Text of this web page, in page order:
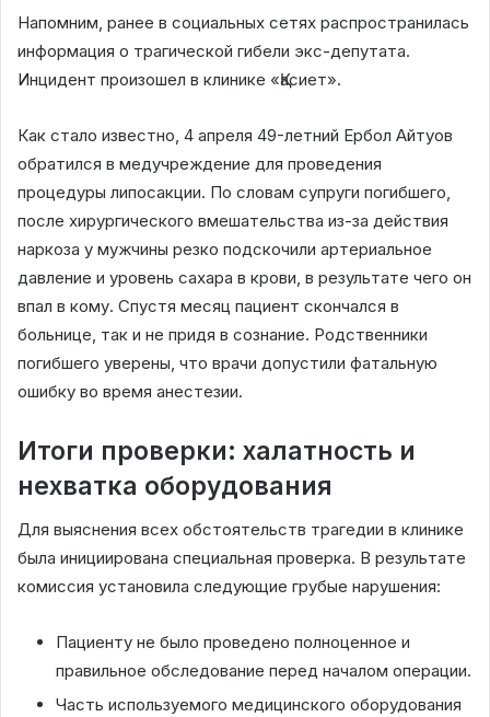
Напомним, ранее в социальных сетях распространилась
информация о трагической гибели экс-депутата.
Инцидент произошел в клинике «Қасиет».
Как стало известно, 4 апреля 49-летний Ербол Айтуов
обратился в медучреждение для проведения
процедуры липосакции. По словам супруги погибшего,
после хирургического вмешательства из-за действия
наркоза у мужчины резко подскочили артериальное
давление и уровень сахара в крови, в результате чего он
впал в кому. Спустя месяц пациент скончался в
больнице, так и не придя в сознание. Родственники
погибшего уверены, что врачи допустили фатальную
ошибку во время анестезии.
Итоги проверки: халатность и
нехватка оборудования
Для выяснения всех обстоятельств трагедии в клинике
была инициирована специальная проверка. В результате
комиссия установила следующие грубые нарушения:
Пациенту не было проведено полноценное и
правильное обследование перед началом операции.
Часть используемого медицинского оборудования